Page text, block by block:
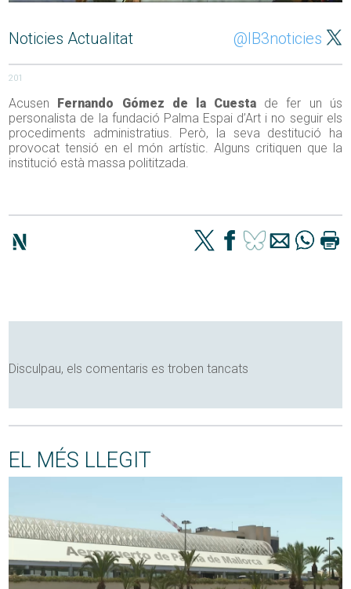
Noticies Actualitat @IB3noticies
201
Acusen Fernando Gómez de la Cuesta de fer un ús
personalista de la fundació Palma Espai d’Art i no seguir els
procediments administratius. Però, la seva destitució ha
provocat tensió en el món artístic. Alguns critiquen que la
institució està massa polititzada.
Disculpau, els comentaris es troben tancats
EL MÉS LLEGIT